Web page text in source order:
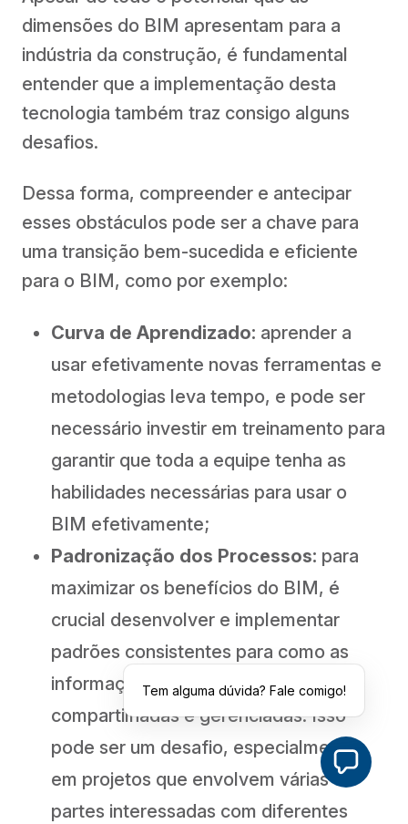
dimensões do BIM apresentam para a
indústria da construção, é fundamental
entender que a implementação desta
tecnologia também traz consigo alguns
desafios.
Dessa forma, compreender e antecipar
esses obstáculos pode ser a chave para
uma transição bem-sucedida e eficiente
para o BIM, como por exemplo:
Curva de Aprendizado: aprender a
usar efetivamente novas ferramentas e
metodologias leva tempo, e pode ser
necessário investir em treinamento para
garantir que toda a equipe tenha as
habilidades necessárias para usar o
BIM efetivamente;
Padronização dos Processos: para
maximizar os benefícios do BIM, é
crucial desenvolver e implementar
padrões consistentes para como as
informações são criadas,
compartilhadas e gerenciadas. Isso
pode ser um desafio, especialmente
em projetos que envolvem várias
partes interessadas com diferentes
Tem alguma dúvida? Fale comigo!